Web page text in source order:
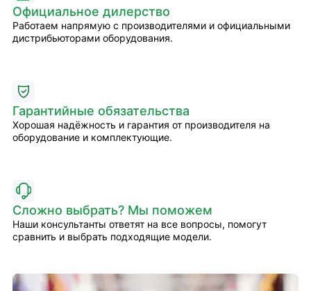
Официальное дилерство
Работаем напрямую с производителями и официальными
дистрибьюторами оборудования.
Гарантийные обязательства
Хорошая надёжность и гарантия от производителя на
оборудование и комплектующие.
Сложно выбрать? Мы поможем
Наши консультанты ответят на все вопросы, помогут
сравнить и выбрать подходящие модели.